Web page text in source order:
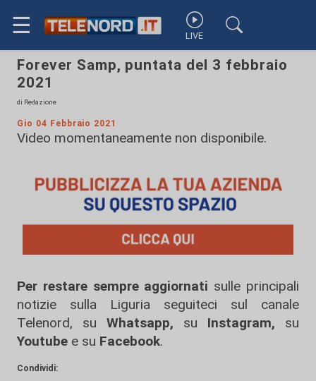
☰ LIVE
Forever Samp, puntata del 3 febbraio
2021
di Redazione
Gio 04 Febbraio 2021
Video momentaneamente non disponibile.
Per restare sempre aggiornati sulle principali
notizie sulla Liguria seguiteci sul canale
Telenord, su
Whatsapp, su Instagram, su
Youtube e su Facebook.
Condividi: